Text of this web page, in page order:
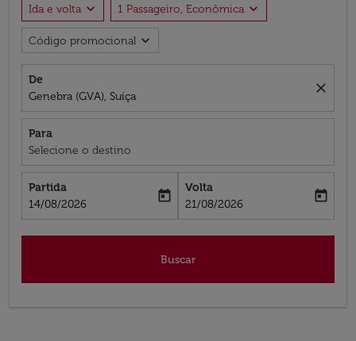
Ida e volta expand_more 1 Passageiro, Econômica expand_more
Código promocional expand_more
De
Genebra (GVA), Suíça
close
Para
Selecione o destino
Partida
fc-booking-departure-date-aria-label
14/08/2026
today
Volta
fc-booking-return-date-aria-label
21/08/2026
today
Buscar